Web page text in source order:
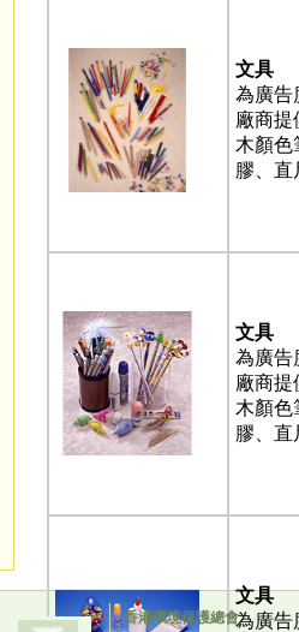
文具
為廣告
廠商提
木顏色
膠、直
文具
為廣告
廠商提
木顏色
膠、直
文具
為廣告
香港環境保護總會